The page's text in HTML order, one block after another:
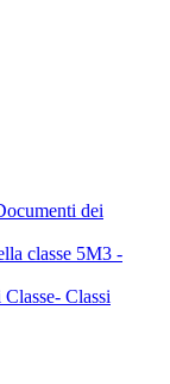
dei
classe 5M3 -
Classi